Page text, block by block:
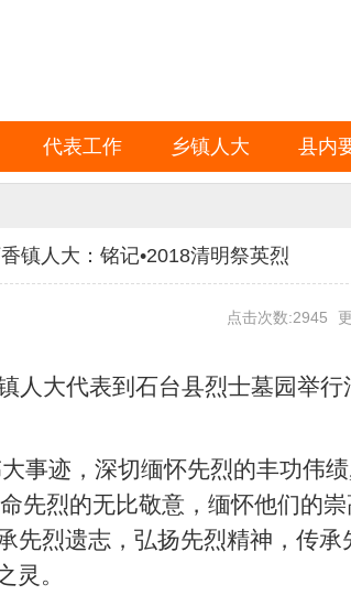
代表工作 乡镇人大 县内
镇人大：铭记•2018清明祭英烈
点击次数:2945
人大代表到 石台县烈士墓园举行
事迹 ，深切缅怀先烈的丰功伟绩
先烈的无比敬意，缅怀他们的崇
先烈遗志，弘扬先烈精神，传
灵。